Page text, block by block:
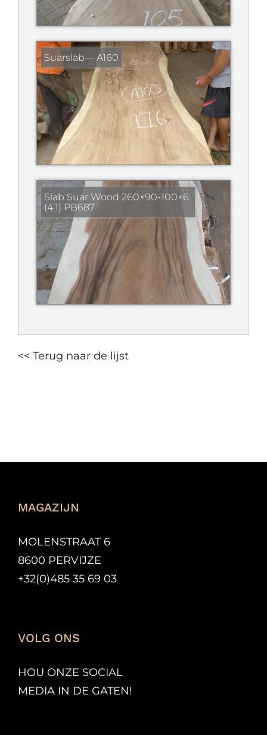
Suarslab— A160
Slab Suar Wood 260×90-100×6
(4.1) PB687
<< Terug naar de lijst
MAGAZIJN
MOLENSTRAAT 6
8600 PERVIJZE
+32(0)485 35 69 03
VOLG ONS
HOU ONZE SOCIAL
MEDIA IN DE GATEN!